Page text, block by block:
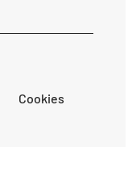
Cookies